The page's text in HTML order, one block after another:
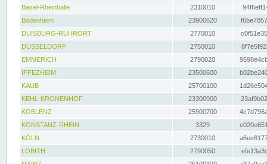
Basel-Rheinhalle
2310010
Bodenheim
23900620
DUISBURG-RUHRORT
2770010
DÜSSELDORF
2750010
EMMERICH
2790020
IFFEZHEIM
23500600
KAUB
25700100
KEHL-KRONENHOF
23300900
KOBLENZ
25900700
KONSTANZ-RHEIN
3329
KÖLN
2730010
LOBITH
2790050